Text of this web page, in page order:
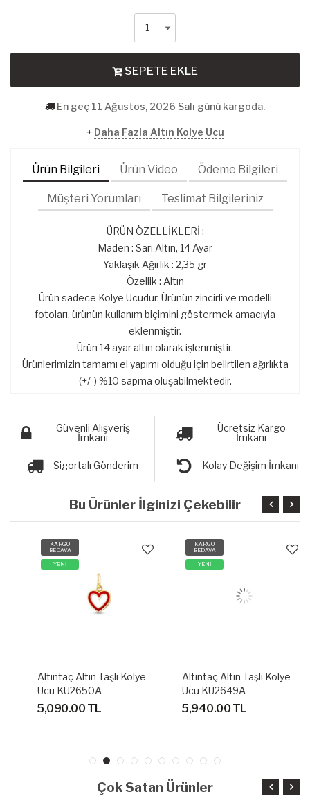
SEPETE EKLE
En geç 11 Ağustos, 2026 Salı günü kargoda.
+ Daha Fazla Altın Kolye Ucu
Ürün Bilgileri Ürün Video Ödeme Bilgileri
Müşteri Yorumları Teslimat Bilgileriniz
ÜRÜN ÖZELLİKLERİ :
Maden : Sarı Altın, 14 Ayar
Yaklaşık Ağırlık : 2,35 gr
Özellik : Altın
Ürün sadece Kolye Ucudur. Ürünün zincirli ve modelli
fotoları, ürünün kullanım biçimini göstermek amacıyla
eklenmiştir.
Ürün 14 ayar altın olarak işlenmiştir.
Ürünlerimizin tamamı el yapımı olduğu için belirtilen ağırlıkta
(+/-) %10 sapma oluşabilmektedir.
Güvenli Alışveriş
İmkanı
Ücretsiz Kargo
İmkanı
Sigortalı Gönderim Kolay Değişim İmkanı
Bu Ürünler İlginizi Çekebilir
KARGO
BEDAVA
Altıntaç Altın Taşlı Kolye
Ucu KU2650A
5,090.00 TL
KARGO
BEDAVA
Altıntaç Altın Taşlı Kolye
Ucu KU2649A
5,940.00 TL
Çok Satan Ürünler